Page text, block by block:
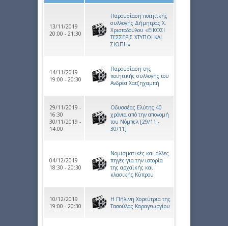
13/11/2019
20:00 - 21:30
Παρουσίαση ποιητικής
συλλογής Δήμητρας Χ.
Χριστοδούλου «ΕΙΚΟΣΙ
ΤΕΣΣΕΡΙΣ ΧΤΥΠΟΙ ΚΑΙ
ΣΙΩΠΗ»
14/11/2019
19:00 - 20:30
Παρουσίαση της
ποιητικής συλλογής του
Ανδρέα Χατζηχαμπή
29/11/2019 -
16:30
30/11/2019 -
14:00
Οδυσσέας Ελύτης 40
χρόνια από την απονομή
του Νόμπελ [29/11 -
30/11]
04/12/2019
18:30 - 20:30
Νομισματικές και άλλες
πηγές για την ιστορία
της αρχαϊκής και
κλασικής Κύπρου
10/12/2019
19:00 - 20:30
Η Πήλινη Χορεύτρια της
Τασούλας Καραγεωργίου